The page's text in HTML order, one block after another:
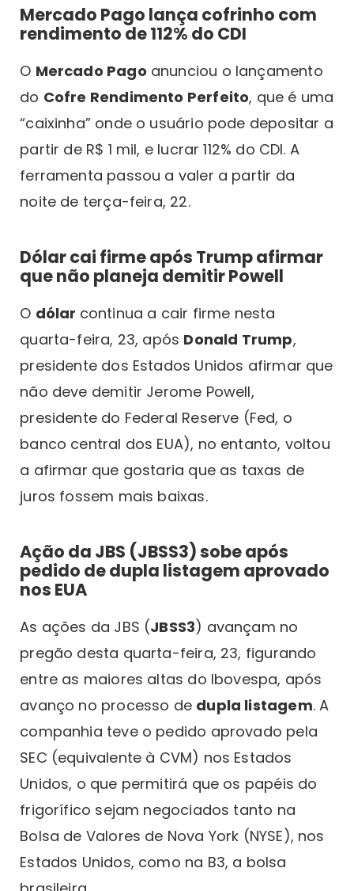
Mercado Pago lança cofrinho com
rendimento de 112% do CDI
O Mercado Pago anunciou o lançamento
do Cofre Rendimento Perfeito, que é uma
“caixinha” onde o usuário pode depositar a
partir de R$ 1 mil, e lucrar 112% do CDI. A
ferramenta passou a valer a partir da
noite de terça-feira, 22.
Dólar cai firme após Trump afirmar
que não planeja demitir Powell
O dólar continua a cair firme nesta
quarta-feira, 23, após Donald Trump,
presidente dos Estados Unidos afirmar que
não deve demitir Jerome Powell,
presidente do Federal Reserve (Fed, o
banco central dos EUA), no entanto, voltou
a afirmar que gostaria que as taxas de
juros fossem mais baixas.
Ação da JBS (JBSS3) sobe após
pedido de dupla listagem aprovado
nos EUA
As ações da JBS (JBSS3) avançam no
pregão desta quarta-feira, 23, figurando
entre as maiores altas do Ibovespa, após
avanço no processo de dupla listagem. A
companhia teve o pedido aprovado pela
SEC (equivalente à CVM) nos Estados
Unidos, o que permitirá que os papéis do
frigorífico sejam negociados tanto na
Bolsa de Valores de Nova York (NYSE), nos
Estados Unidos, como na B3, a bolsa